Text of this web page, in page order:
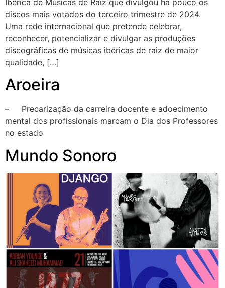
discos mais votados do terceiro trimestre de 2024.
Uma rede internacional que pretende celebrar,
reconhecer, potencializar e divulgar as produções
discográficas de músicas ibéricas de raiz de maior
qualidade, […]
Aroeira
– Precarização da carreira docente e adoecimento
mental dos profissionais marcam o Dia dos Professores
no estado
Mundo Sonoro